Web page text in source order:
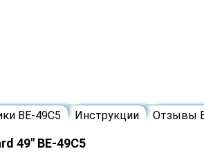
BE-49C5 Инструкции Отзывы
49" BE-49C5